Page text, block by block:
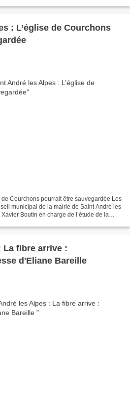
: L’église de Courchons
de Courchons pourrait être sauvegardée Les
municipal de la mairie de Saint André les
Boutin en charge de l’étude de la
d'Eliane Bareille